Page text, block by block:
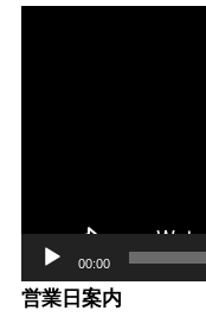
00:00
営業日案内